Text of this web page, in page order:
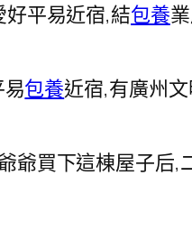
平易近宿,結包養
包養近宿,有廣州
爺買下這棟屋子后,